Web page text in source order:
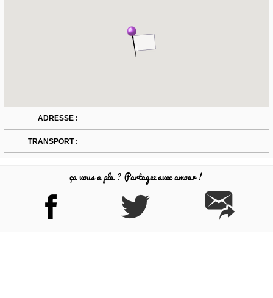
ADRESSE :
TRANSPORT :
ça vous a plu ? Partagez avec amour !